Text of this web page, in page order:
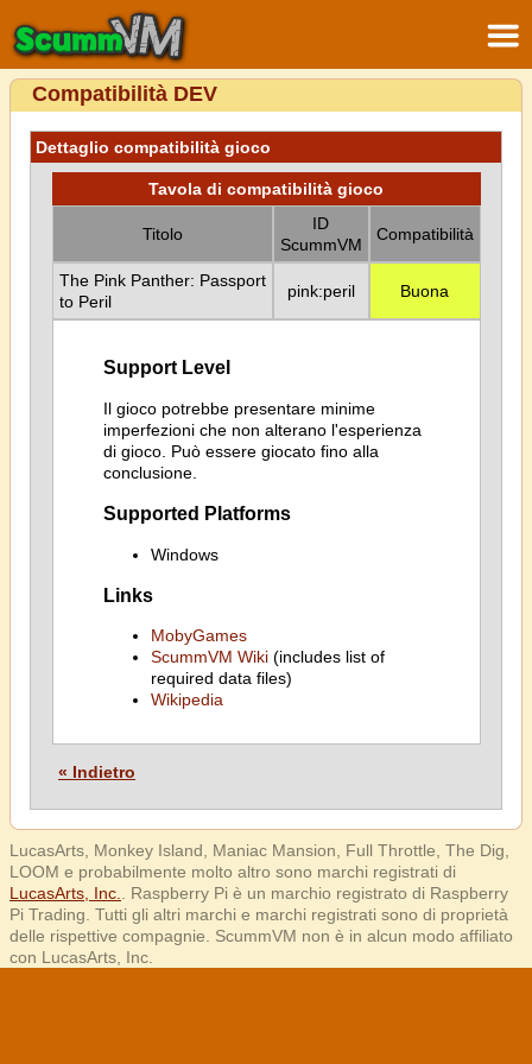
Compatibilità DEV
Dettaglio compatibilità gioco
Tavola di compatibilità gioco
Titolo
ID
ScummVM
Compatibilità
The Pink Panther: Passport
to Peril
pink:peril Buona
Support Level
Il gioco potrebbe presentare minime
imperfezioni che non alterano l'esperienza
di gioco. Può essere giocato fino alla
conclusione.
Supported Platforms
Windows
Links
MobyGames
ScummVM Wiki(includes list of
required data files)
Wikipedia
« Indietro
LucasArts, Monkey Island, Maniac Mansion, Full Throttle, The Dig,
LOOM e probabilmente molto altro sono marchi registrati di
LucasArts, Inc.
. Raspberry Pi è un marchio registrato di Raspberry
Pi Trading. Tutti gli altri marchi e marchi registrati sono di proprietà
delle rispettive compagnie. ScummVM non è in alcun modo affiliato
con LucasArts, Inc.